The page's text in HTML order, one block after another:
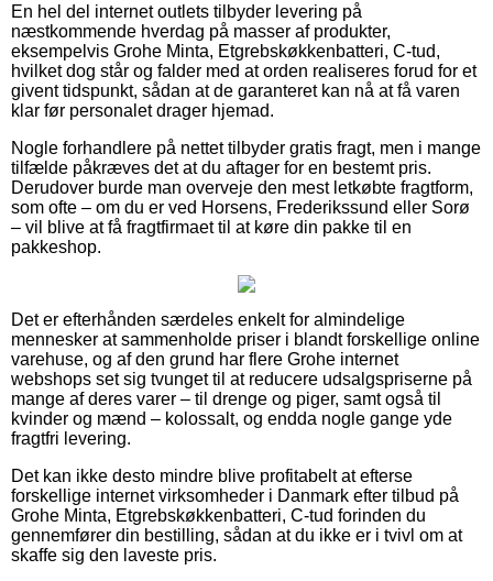
En hel del internet outlets tilbyder levering på
næstkommende hverdag på masser af produkter,
eksempelvis Grohe Minta, Etgrebskøkkenbatteri, C-tud,
hvilket dog står og falder med at orden realiseres forud for et
givent tidspunkt, sådan at de garanteret kan nå at få varen
klar før personalet drager hjemad.
Nogle forhandlere på nettet tilbyder gratis fragt, men i mange
tilfælde påkræves det at du aftager for en bestemt pris.
Derudover burde man overveje den mest letkøbte fragtform,
som ofte – om du er ved Horsens, Frederikssund eller Sorø
– vil blive at få fragtfirmaet til at køre din pakke til en
pakkeshop.
Det er efterhånden særdeles enkelt for almindelige
mennesker at sammenholde priser i blandt forskellige online
varehuse, og af den grund har flere Grohe internet
webshops set sig tvunget til at reducere udsalgspriserne på
mange af deres varer – til drenge og piger, samt også til
kvinder og mænd – kolossalt, og endda nogle gange yde
fragtfri levering.
Det kan ikke desto mindre blive profitabelt at efterse
forskellige internet virksomheder i Danmark efter tilbud på
Grohe Minta, Etgrebskøkkenbatteri, C-tud forinden du
gennemfører din bestilling, sådan at du ikke er i tvivl om at
skaffe sig den laveste pris.